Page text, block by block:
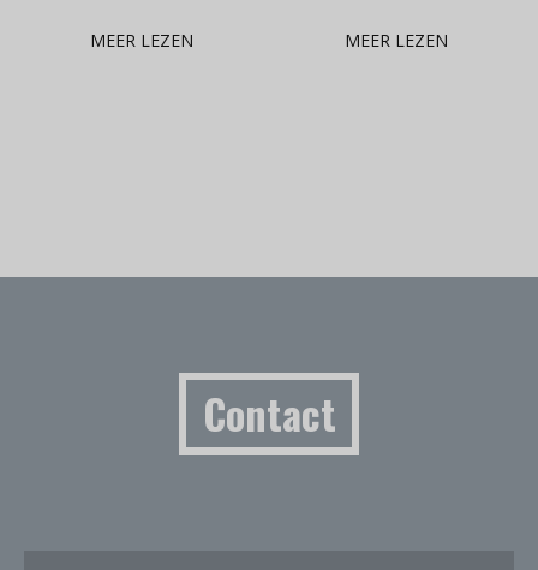
MEER LEZEN MEER LEZEN
Contact